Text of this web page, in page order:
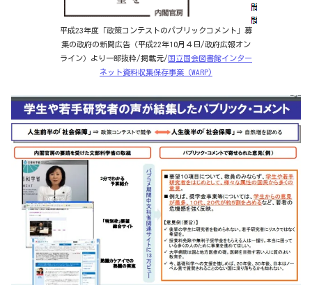
平成23年度「政策コンテストのパブリックコメント」募
集の政府の新聞広告（平成22年10月４日/政府広報オン
ライン）より一部抜粋/掲載元/ 国立国会図書館インター
ネット資料収集保存事業（WARP)